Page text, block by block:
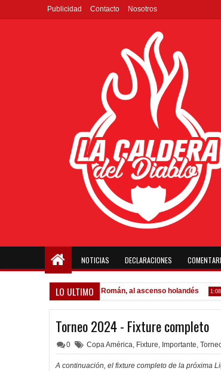
Publicidad Contacto Nosotros
NOTICIAS DECLARACIONES
LO ULTIMO
Pocho Román, al ascenso holandés 1:08 PM
Torneo 2024 - Fixture completo
0 Copa América, Fixture, Importante,
A continuación, el fixture completo de la próxima